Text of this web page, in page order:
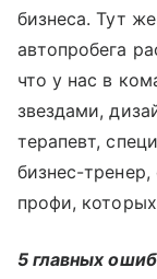
бизнеса. Тут
автопробега
что у нас в
звездами,
терапевт,
бизнес-тренер,
профи,
5 главных